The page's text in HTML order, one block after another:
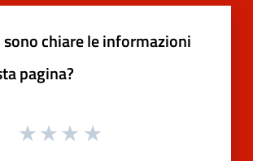
sono chiare le informazioni
pagina?